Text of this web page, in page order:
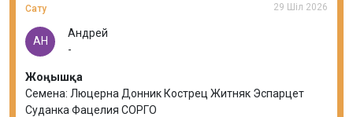
Сату 29 Шіл 2026
АН
Андрей
-
Жоңышқа
Семена: Люцерна Донник Кострец Житняк Эспарцет
Суданка Фацелия СОРГО